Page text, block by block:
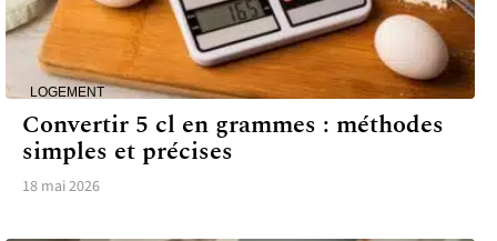
LOGEMENT
Convertir 5 cl en grammes : méthodes
simples et précises
18 mai 2026